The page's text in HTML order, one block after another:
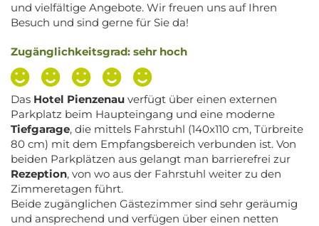
und vielfältige Angebote. Wir freuen uns auf Ihren
Besuch und sind gerne für Sie da!
Zugänglichkeitsgrad: sehr hoch
Das Hotel Pienzenau verfügt über einen externen
Parkplatz beim Haupteingang und eine moderne
Tiefgarage, die mittels Fahrstuhl (140x110 cm, Türbreite
80 cm) mit dem Empfangsbereich verbunden ist. Von
beiden Parkplätzen aus gelangt man barrierefrei zur
Rezeption, von wo aus der Fahrstuhl weiter zu den
Zimmeretagen führt.
Beide zugänglichen Gästezimmer sind sehr geräumig
und ansprechend und verfügen über einen netten